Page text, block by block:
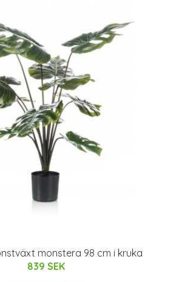
monstera 98 cm i kruka
839 SEK